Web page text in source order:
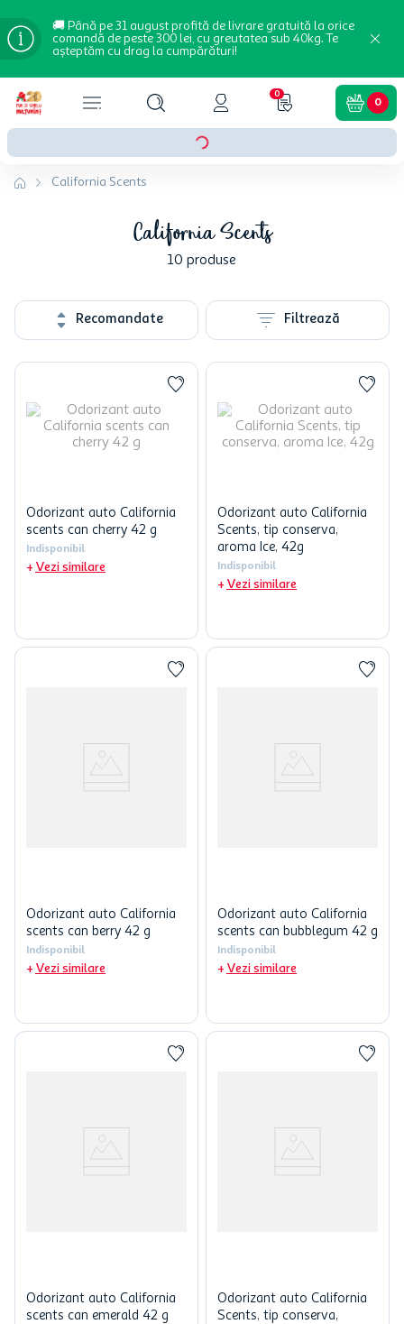
🚚 Până pe 31 august profită de livrare gratuită la orice
comandă de peste 300 lei, cu greutatea sub 40kg. Te
așteptăm cu drag la cumpărături!
0
0
California Scents
California Scents
10 produse
Recomandate Filtrează
Odorizant auto California
scents can cherry 42 g
Indisponibil
Vezi similare
Odorizant auto California
Scents, tip conserva,
aroma Ice, 42g
Indisponibil
Vezi similare
Odorizant auto California
scents can berry 42 g
Indisponibil
Vezi similare
Odorizant auto California
scents can bubblegum 42 g
Indisponibil
Vezi similare
Odorizant auto California
scents can emerald 42 g
Odorizant auto California
Scents, tip conserva,